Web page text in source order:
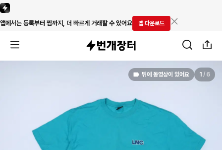
앱에서는 등록부터 찜까지, 더 빠르게 거래할 수 있어요 앱 다운로드
뒤에 동영상이 있어요 1 / 6